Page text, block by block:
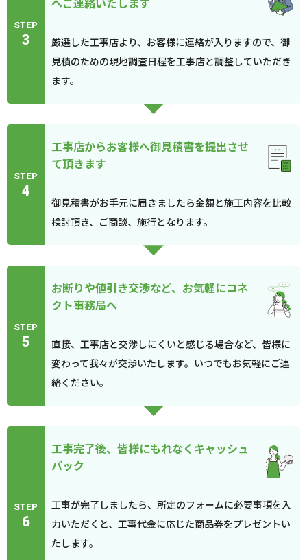
STEP
3
厳選した工事店より、お客様に連絡が入りますので、御
見積のための現地調査日程を工事店と調整していただき
ます。
STEP
4
工事店からお客様へ御見積書を提出させ
て頂きます
御見積書がお手元に届きましたら金額と施工内容を比較
検討頂き、ご商談、施行となります。
STEP
5
お断りや値引き交渉など、お気軽にコネ
クト事務局へ
直接、工事店と交渉しにくいと感じる場合など、皆様に
変わって我々が交渉いたします。いつでもお気軽にご連
絡ください。
STEP
6
工事完了後、皆様にもれなくキャッシュ
バック
工事が完了しましたら、所定のフォームに必要事項を入
力いただくと、工事代金に応じた商品券をプレゼントい
たします。